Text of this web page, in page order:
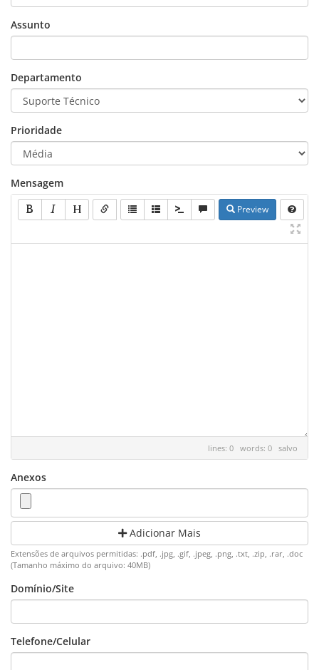
Assunto
Departamento
Prioridade
Mensagem
Preview
lines: 0 words: 0 salvo
Anexos
Adicionar Mais
Extensões de arquivos permitidas: .pdf, .jpg, .gif, .jpeg, .png, .txt, .zip, .rar, .doc
(Tamanho máximo do arquivo: 40MB)
Domínio/Site
Telefone/Celular